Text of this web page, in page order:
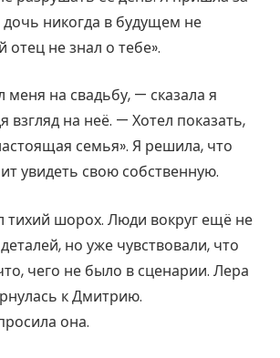
никогда в будущем не
отец не знал о тебе».
на свадьбу, — сказала я
взгляд на неё. — Хотел показать,
семья». Я решила, что
увидеть свою собственную.
тихий шорох. Люди вокруг ещё не
но уже чувствовали, что
чего не было в сценарии. Лера
к Дмитрию.
она.